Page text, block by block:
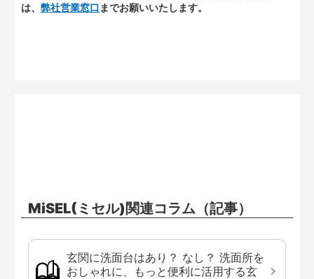
は、 弊社営業窓口 までお願いいたします。
MiSEL(ミセル)関連コラム（記事）
玄関に洗面台はあり？ なし？ 洗面所を
おしゃれに、もっと便利に活用する玄